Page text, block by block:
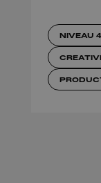
NIVEAU 4
Game